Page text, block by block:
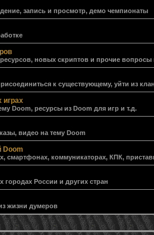
запись и просмотр, демо чемпионаты
новых скриптов и прочие
к существующему, уйти из
играх
Doom, ресурсы из Doom для игр и т.д.
видео на тему Doom
Doom
смартфонах, коммуникаторах, КПК,
России и других стран
жизни думеров